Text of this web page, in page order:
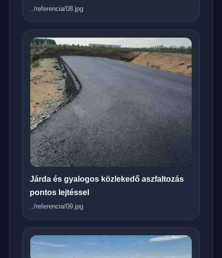
../referencia/08.jpg
Járda és gyalogos közlekedő aszfaltozás
pontos lejtéssel
../referencia/09.jpg